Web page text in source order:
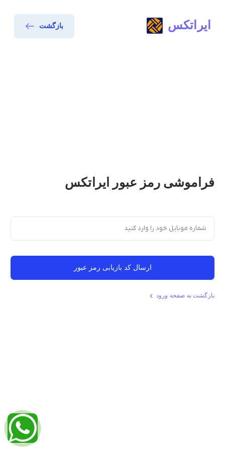
فراموشی رمز عبور ایراتکس
ارسال کد بازیابی رمز عبور
بازگشت به صفحه ورود
ایراتکس بازگشت